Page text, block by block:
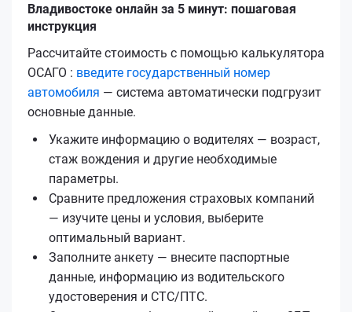
Владивостоке онлайн за 5 минут: пошаговая
инструкция
Рассчитайте стоимость с помощью калькулятора
ОСАГО : введите государственный номер
автомобиля — система автоматически подгрузит
основные данные.
Укажите информацию о водителях — возраст,
стаж вождения и другие необходимые
параметры.
Сравните предложения страховых компаний
— изучите цены и условия, выберите
оптимальный вариант.
Заполните анкету — внесите паспортные
данные, информацию из водительского
удостоверения и СТС/ПТС.